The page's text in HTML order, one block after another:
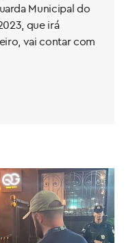
Municipal do
que irá
vai contar com